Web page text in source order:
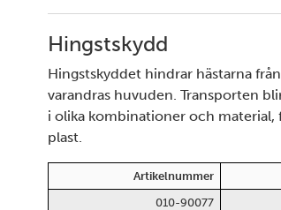
Hingstskydd
Hingstskyddet hindrar hästarna
varandras huvuden. Transporten
i olika kombinationer och
plast.
Artikelnummer
010-90077